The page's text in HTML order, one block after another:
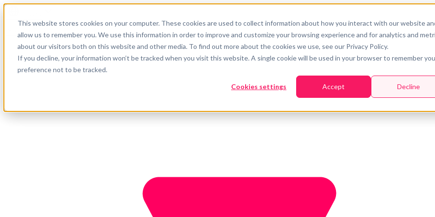
This website stores cookies on your computer. These cookies are used to collect information about how you interact with our website
allow us to remember you. We use this information in order to improve and customize your browsing experience and for analytics and
about our visitors both on this website and other media. To find out more about the cookies we use, see our Privacy Policy.
If you decline, your information won’t be tracked when you visit this website. A single cookie will be used in your browser to remember
preference not to be tracked.
Cookies settings Accept Decline
Soporte
Empresa
Empieza ahora